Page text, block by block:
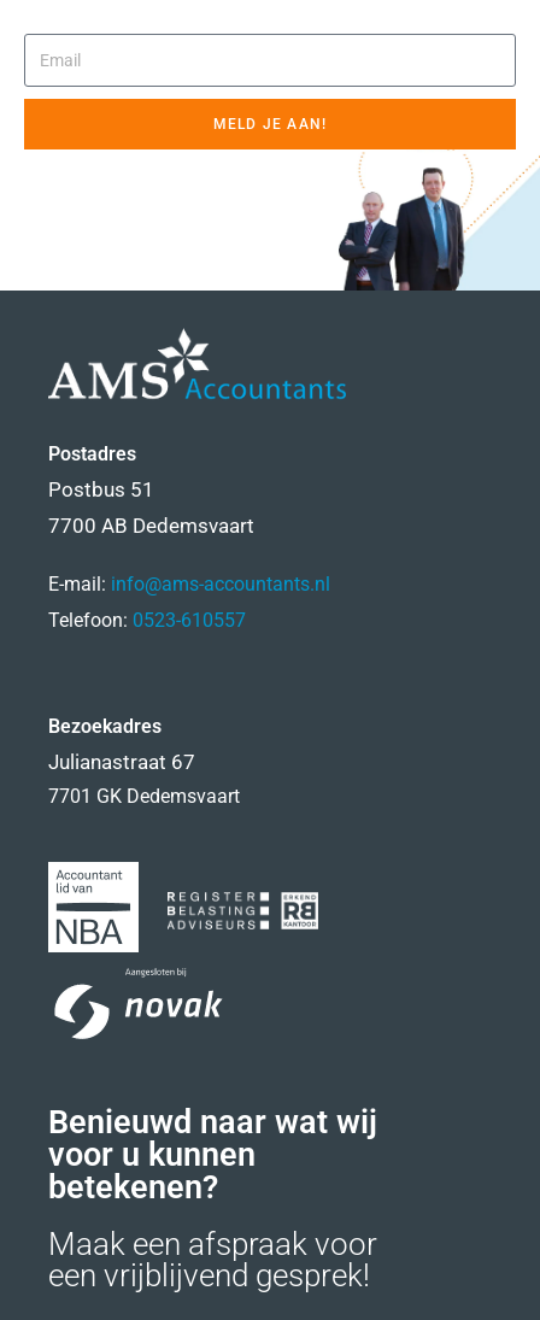
MELD JE AAN!
Postadres
Postbus 51
7700 AB Dedemsvaart
E-mail: info@ams-accountants.nl
Telefoon: 0523-610557
Bezoekadres
Julianastraat 67
7701 GK Dedemsvaart
Benieuwd naar wat wij
voor u kunnen
betekenen?
Maak een afspraak voor
een vrijblijvend gesprek!